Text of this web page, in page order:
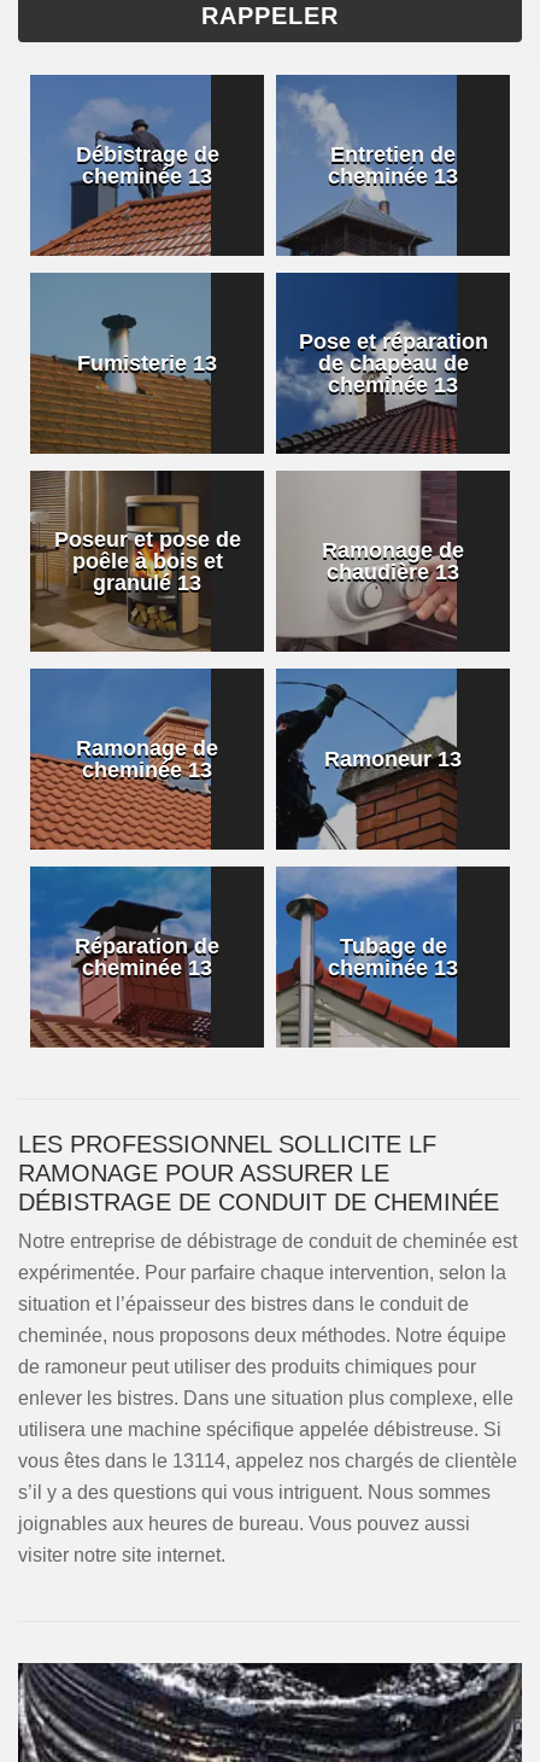
Débistrage de
cheminée 13
Entretien de
cheminée 13
Fumisterie 13
Pose et réparation
de chapeau de
cheminée 13
Poseur et pose de
poêle à bois et
granulé 13
Ramonage de
chaudière 13
Ramonage de
cheminée 13
Ramoneur 13
Réparation de
cheminée 13
Tubage de
cheminée 13
LES PROFESSIONNEL SOLLICITE LF
RAMONAGE POUR ASSURER LE
DÉBISTRAGE DE CONDUIT DE CHEMINÉE
Notre entreprise de débistrage de conduit de cheminée est
expérimentée. Pour parfaire chaque intervention, selon la
situation et l’épaisseur des bistres dans le conduit de
cheminée, nous proposons deux méthodes. Notre équipe
de ramoneur peut utiliser des produits chimiques pour
enlever les bistres. Dans une situation plus complexe, elle
utilisera une machine spécifique appelée débistreuse. Si
vous êtes dans le 13114, appelez nos chargés de clientèle
s’il y a des questions qui vous intriguent. Nous sommes
joignables aux heures de bureau. Vous pouvez aussi
visiter notre site internet.